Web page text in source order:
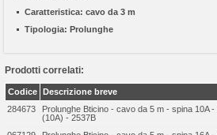
Caratteristica: cavo da 3 m
Tipologia: Prolunghe
Prodotti correlati:
Codice Descrizione breve
284673
Prolunghe Bticino - cavo da 5 m - spina 10A
(10A) - 2537B